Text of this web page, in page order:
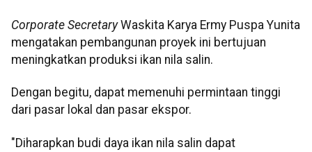
Corporate SecretaryWaskita Karya Ermy Puspa Yunita
mengatakan pembangunan proyek ini bertujuan
meningkatkan produksi ikan nila salin.
Dengan begitu, dapat memenuhi permintaan tinggi
dari pasar lokal dan pasar ekspor.
"Diharapkan budi daya ikan nila salin dapat